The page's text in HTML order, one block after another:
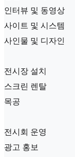
인터뷰 및 동영상
사이트 및 시스템
사인물 및 디자인
전시장 설치
스크린 렌탈
목공
전시회 운영
광고 홍보